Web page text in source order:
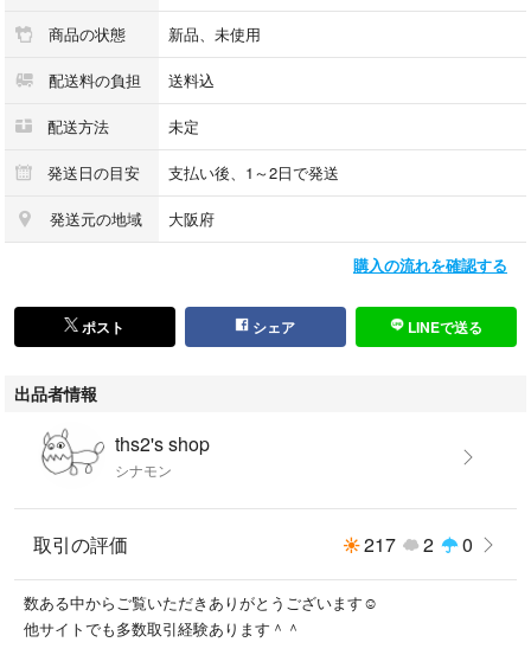
可愛いディズニーの日めくりカレンダーをお探しの方や今現在は売ってい
ない日本にはない限定のカレンダーを集めている方などいかがでしょう
メモに使ったりお店の装飾やコレクションにもおすすめです♡
可愛くて持っているだけで気分が上がります☺︎
他にも文房具類など多数出品しておりますので、ぜひご覧ください
他サイトでも出品しておりますので、そちらで売れたら削除させていただ
きます
よこ 約12.6センチ
0 #美女と野獣 #リトルマーメイド #トイストーリー #ピーターパン #ズ
ートピア #ライオンキング #海外限定 #コストコ #ポストカード #絵葉
書 #スヌーピー #SNOOPY #PEANUTS #ピーナッツ #ミニオン #ミニオ
ンズ #minion #バースデーカード #誕生日カード #ユニバーサル #USJ #
レトロ #ヴィンテージ #キッズ #コレクション #インテリア #アメリカ
ン #ビンテージ #プレート #ロールメモ #レトロ #レトロメモ #おすそ
分け #おすそわけ #切り売り #バラ売り #ばら売り #ディズニーラン
ド #ボールペン #イヤーハット #ディズニーペン #文房具 #完売商品 #
人気 #ミッキー #ミニー #ポーチ #ストラップ #ディズニーグッズ #デ
ィズニー土産
商品の状態 新品、未使用
配送料の負担 送料込
配送方法 未定
発送日の目安 支払い後、1～2日で発送
発送元の地域 大阪府
購入の流れを確認する
ポスト シェア LINEで送る
出品者情報
ths2's shop
シナモン
取引の評価 217 2 0
数ある中からご覧いただきありがとうございます☺︎
他サイトでも多数取引経験あります＾＾